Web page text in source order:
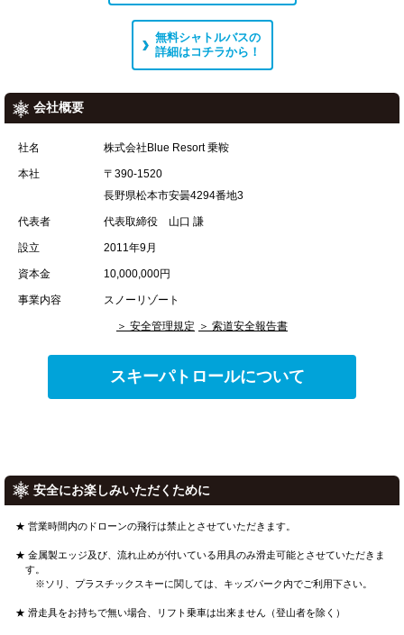
無料シャトルバスの
詳細はコチラから！
会社概要
社名 株式会社Blue Resort 乗鞍
本社
〒390-1520
長野県松本市安曇4294番地3
代表者 代表取締役 山口 謙
設立 2011年9月
資本金 10,000,000円
事業内容 スノーリゾート
安全管理規定 索道安全報告書
スキーパトロールについて
安全にお楽しみいただくために
★ 営業時間内のドローンの飛行は禁止とさせていただきます。
★ 金属製エッジ及び、流れ止めが付いている用具のみ滑走可能とさせていただきま
す。
※ソリ、プラスチックスキーに関しては、キッズパーク内でご利用下さい。
★ 滑走具をお持ちで無い場合、リフト乗車は出来ません（登山者を除く）